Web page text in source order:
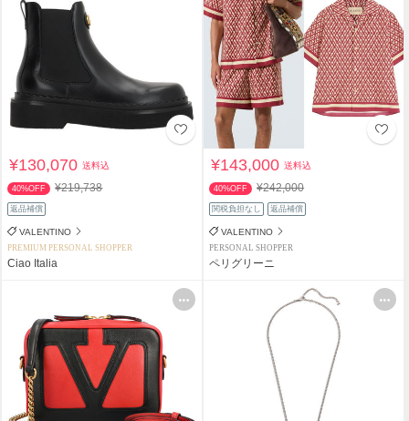
¥130,070送料込
40%OFF ¥219,738
返品補償
VALENTINO
PREMIUM PERSONAL SHOPPER
Ciao Italia
¥143,000送料込
40%OFF ¥242,000
関税負担なし 返品補償
VALENTINO
PERSONAL SHOPPER
ペリグリーニ